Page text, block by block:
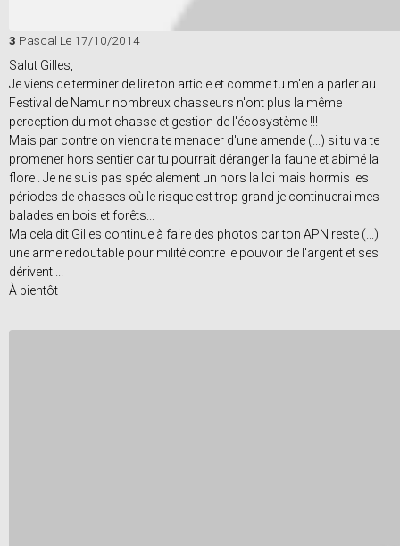
3 Pascal Le 17/10/2014
Salut Gilles,
Je viens de terminer de lire ton article et comme tu m'en a parler au
Festival de Namur nombreux chasseurs n'ont plus la même
perception du mot chasse et gestion de l'écosystème !!!
Mais par contre on viendra te menacer d'une amende (...) si tu va te
promener hors sentier car tu pourrait déranger la faune et abimé la
flore . Je ne suis pas spécialement un hors la loi mais hormis les
périodes de chasses où le risque est trop grand je continuerai mes
balades en bois et forêts...
Ma cela dit Gilles continue à faire des photos car ton APN reste (...)
une arme redoutable pour milité contre le pouvoir de l'argent et ses
dérivent ...
À bientôt